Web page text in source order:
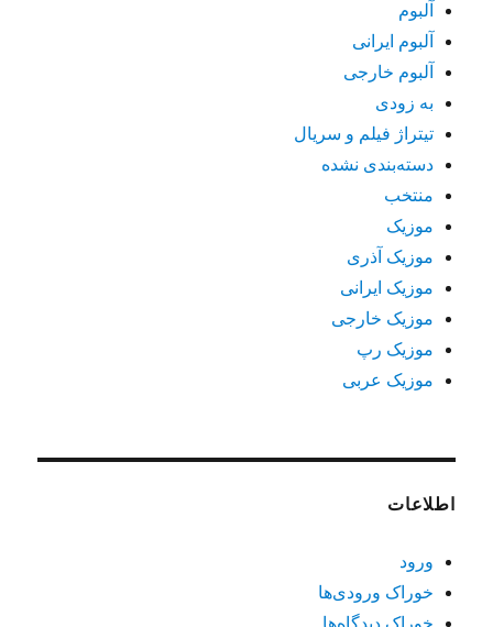
آلبوم
آلبوم ایرانی
آلبوم خارجی
به زودی
تیتراژ فیلم و سریال
دسته‌بندی نشده
منتخب
موزیک
موزیک آذری
موزیک ایرانی
موزیک خارجی
موزیک رپ
موزیک عربی
اطلاعات
ورود
خوراک ورودی‌ها